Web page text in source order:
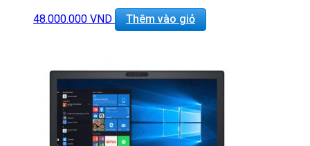
Gen 1 1 cổng HDMI 2.0 1 jack cắm tai nghe 3.5 mm
Trọng Lượng: 1,8 Kg
48.000.000 VND Thêm vào giỏ